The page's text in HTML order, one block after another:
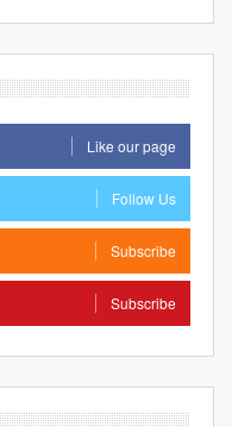
Like our page
Follow Us
Subscribe
Subscribe